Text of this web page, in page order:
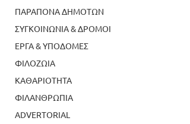
ΠΑΡΑΠΟΝΑ ΔΗΜΟΤΩΝ
ΣΥΓΚΟΙΝΩΝΙΑ & ΔΡΟΜΟΙ
ΕΡΓΑ & ΥΠΟΔΟΜΕΣ
ΦΙΛΟΖΩΙΑ
ΚΑΘΑΡΙΟΤΗΤΑ
ΦΙΛΑΝΘΡΩΠΙΑ
ADVERTORIAL